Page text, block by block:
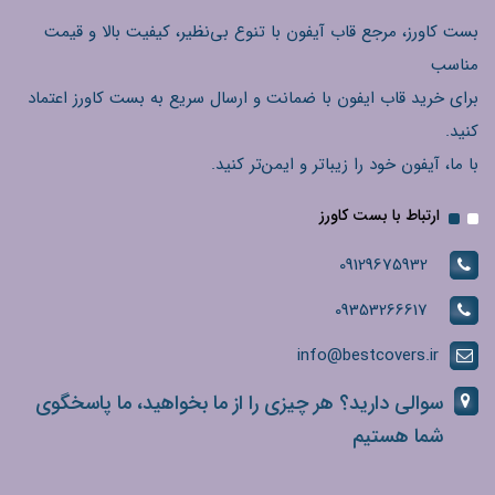
بست کاورز، مرجع قاب آیفون با تنوع بی‌نظیر، کیفیت بالا و قیمت
مناسب
برای خرید قاب ایفون با ضمانت و ارسال سریع به بست کاورز اعتماد
کنید.
با ما، آیفون خود را زیباتر و ایمن‌تر کنید.
ارتباط با بست کاورز
09129675932
09353266617
info@bestcovers.ir
سوالی دارید؟ هر چیزی را از ما بخواهید، ما پاسخگوی
شما هستیم